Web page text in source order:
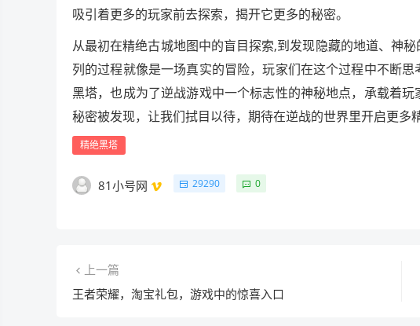
吸引着更多的玩家前去探索，揭开它更多的秘密。
从最初在精绝古城地图中的盲目探索,到发现隐藏的地道、神
列的过程就像是一场真实的冒险，玩家们在这个过程中不断
黑塔，也成为了逆战游戏中一个标志性的神秘地点，承载着
秘密被发现，让我们拭目以待，期待在逆战的世界里开启更多
精绝黑塔
81小号网 29290 0
上一篇
王者荣耀，淘宝礼包，游戏中的惊喜入口